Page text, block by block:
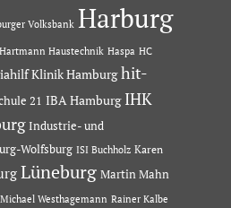
Volksbank Harburg
Hartmann Haustechnik Haspa HC
Klinik Hamburg hit-
21 IBA Hamburg IHK
Industrie- und
Wolfsburg ISI Buchholz Karen
Lüneburg Martin Mahn
Michael Westhagemann Rainer Kalbe